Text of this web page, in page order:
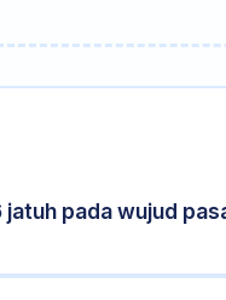
pada wujud